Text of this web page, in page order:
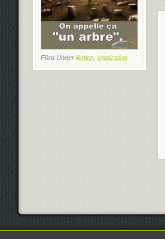
Filed Under Action Inspiration